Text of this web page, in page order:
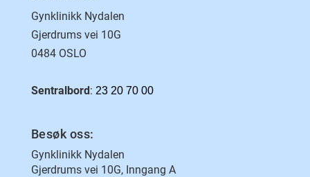
Gynklinikk Nydalen
Gjerdrums vei 10G
0484 OSLO
Sentralbord: 23 20 70 00
Besøk oss:
Gynklinikk Nydalen
Gjerdrums vei 10G, Inngang A